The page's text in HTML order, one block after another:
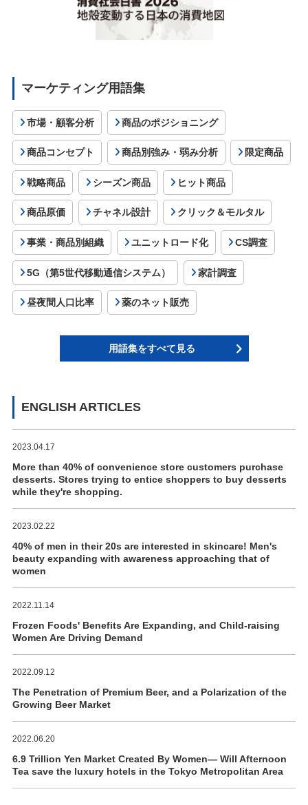
マーケティング用語集
市場・顧客分析 商品のポジショニング
商品コンセプト 商品別強み・弱み分析 限定商品
戦略商品 シーズン商品 ヒット商品
商品原価 チャネル設計 クリック＆モルタル
事業・商品別組織 ユニットロード化 CS調査
5G（第5世代移動通信システム） 家計調査
昼夜間人口比率 薬のネット販売
用語集をすべて見る
ENGLISH ARTICLES
2023.04.17
More than 40% of convenience store customers purchase
desserts. Stores trying to entice shoppers to buy desserts
while they're shopping.
2023.02.22
40% of men in their 20s are interested in skincare! Men's
beauty expanding with awareness approaching that of
women
2022.11.14
Frozen Foods' Benefits Are Expanding, and Child-raising
Women Are Driving Demand
2022.09.12
The Penetration of Premium Beer, and a Polarization of the
Growing Beer Market
2022.06.20
6.9 Trillion Yen Market Created By Women― Will Afternoon
Tea save the luxury hotels in the Tokyo Metropolitan Area